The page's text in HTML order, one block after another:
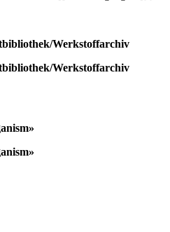
Werkstoffarchiv
Werkstoffarchiv